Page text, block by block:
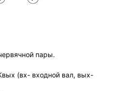
пары.
(вх- входной вал, вых-